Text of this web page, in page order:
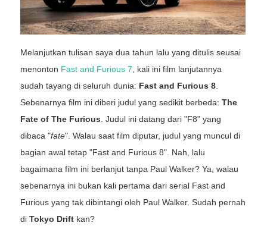
Melanjutkan tulisan saya dua tahun lalu yang ditulis seusai
menonton Fast and Furious 7, kali ini film lanjutannya
sudah tayang di seluruh dunia: Fast and Furious 8.
Sebenarnya film ini diberi judul yang sedikit berbeda: The
Fate of The Furious. Judul ini datang dari "F8" yang
dibaca "fate". Walau saat film diputar, judul yang muncul di
bagian awal tetap "Fast and Furious 8". Nah, lalu
bagaimana film ini berlanjut tanpa Paul Walker? Ya, walau
sebenarnya ini bukan kali pertama dari serial Fast and
Furious yang tak dibintangi oleh Paul Walker. Sudah pernah
di Tokyo Drift kan?